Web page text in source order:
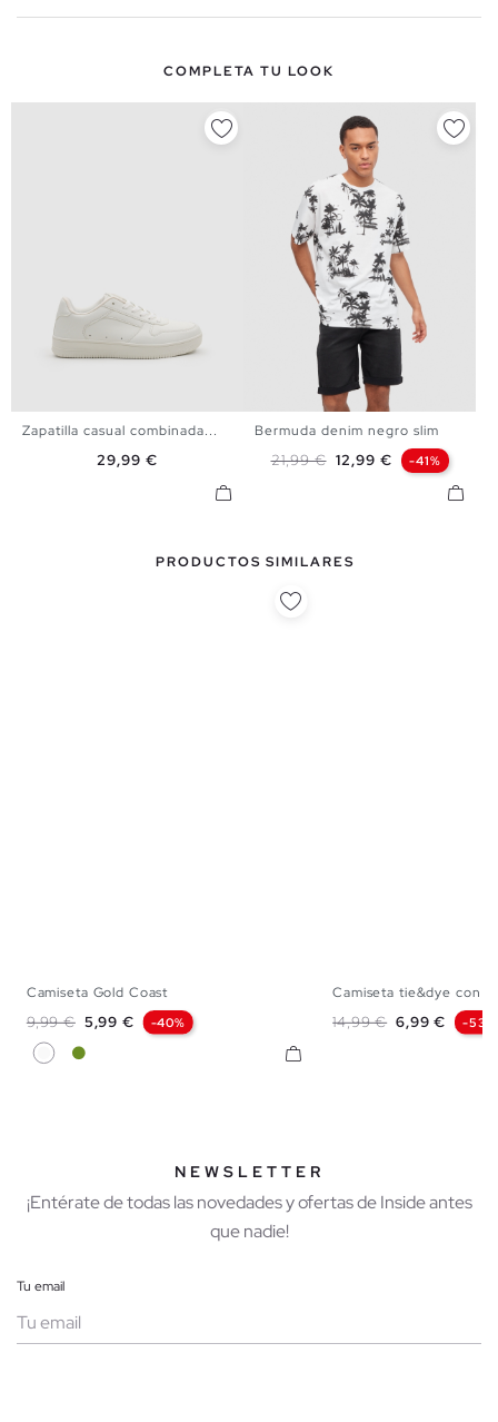
COMPLETA TU LOOK
39 40 41 42 43
44
45
Zapatilla casual combinada...
Precio
29,99 €
Bermuda denim negro slim
Precio base
21,99 € Precio
12,99 € -41%
PRODUCTOS SIMILARES
Camiseta Gold Coast
Precio base
9,99 € Precio
5,99 € -40%
BlancoVerde Oliva
S
Camiseta tie&dye con
Precio base
14,99 € Precio
6,99 € -53%
NEWSLETTER
¡Entérate de todas las novedades y ofertas de Inside antes
que nadie!
Tu email